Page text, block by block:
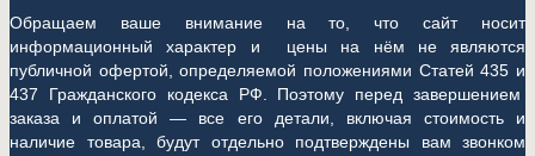
Обращаем ваше внимание на то, что сайт носит
информационный характер и цены на нём не являются
публичной офертой, определяемой положениями Статей 435 и
437 Гражданского кодекса РФ. Поэтому перед завершением
заказа и оплатой — все его детали, включая стоимость и
наличие товара, будут отдельно подтверждены вам звонком